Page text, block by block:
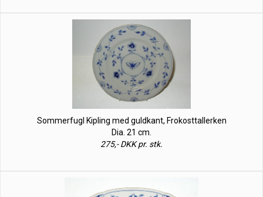
Sommerfugl Kipling med guldkant, Frokosttallerken
Dia. 21 cm.
275,- DKK pr. stk.